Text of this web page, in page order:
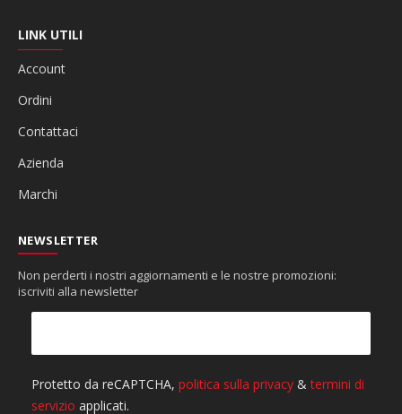
LINK UTILI
Account
Ordini
Contattaci
Azienda
Marchi
NEWSLETTER
Non perderti i nostri aggiornamenti e le nostre promozioni:
iscriviti alla newsletter